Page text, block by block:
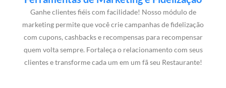
Ganhe clientes fiéis com facilidade! Nosso módulo de
marketing permite que você crie campanhas de fidelização
com cupons, cashbacks e recompensas para recompensar
quem volta sempre. Fortaleça o relacionamento com seus
clientes e transforme cada um em um fã seu Restaurante!